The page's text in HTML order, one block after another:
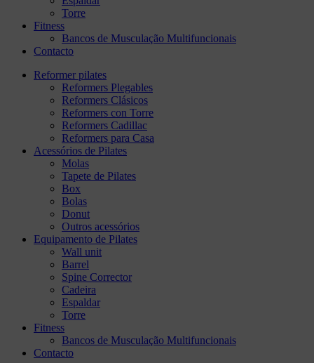
Torre
Fitness
Bancos de Musculação Multifuncionais
Contacto
Reformer pilates
Reformers Plegables
Reformers Clásicos
Reformers con Torre
Reformers Cadillac
Reformers para Casa
Acessórios de Pilates
Molas
Tapete de Pilates
Box
Bolas
Donut
Outros acessórios
Equipamento de Pilates
Wall unit
Barrel
Spine Corrector
Cadeira
Espaldar
Torre
Fitness
Bancos de Musculação Multifuncionais
Contacto